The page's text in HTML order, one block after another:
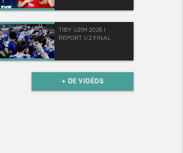
TIBY U21M 2026 I
REPORT 1/2 FINAL
+ DE VIDÉOS